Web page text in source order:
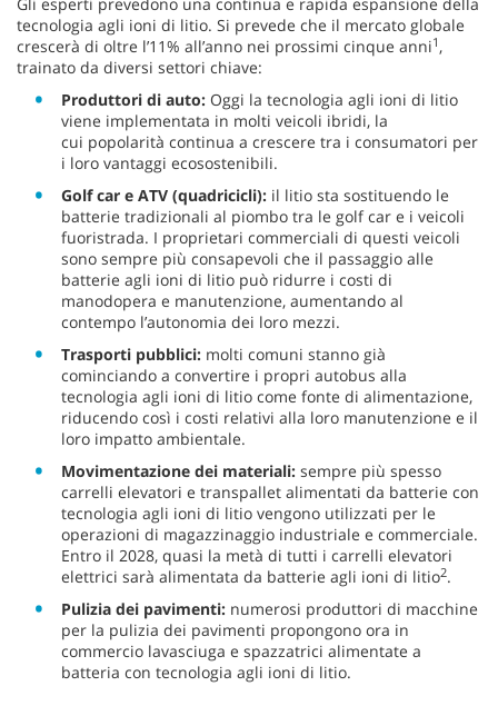
tecnologia agli ioni di litio. Si prevede che il mercato globale
crescerà di oltre l’11% all’anno nei prossimi cinque anni1 ,
trainato da diversi settori chiave:
Produttori di auto: Oggi la tecnologia agli ioni di litio
viene implementata in molti veicoli ibridi, la
cui popolarità continua a crescere tra i consumatori per
i loro vantaggi ecosostenibili.
Golf car e ATV (quadricicli): il litio sta sostituendo le
batterie tradizionali al piombo tra le golf car e i veicoli
fuoristrada. I proprietari commerciali di questi veicoli
sono sempre più consapevoli che il passaggio alle
batterie agli ioni di litio può ridurre i costi di
manodopera e manutenzione, aumentando al
contempo l’autonomia dei loro mezzi.
Trasporti pubblici: molti comuni stanno già
cominciando a convertire i propri autobus alla
tecnologia agli ioni di litio come fonte di alimentazione,
riducendo così i costi relativi alla loro manutenzione e il
loro impatto ambientale.
Movimentazione dei materiali: sempre più spesso
carrelli elevatori e transpallet alimentati da batterie con
tecnologia agli ioni di litio vengono utilizzati per le
operazioni di magazzinaggio industriale e commerciale.
Entro il 2028, quasi la metà di tutti i carrelli elevatori
elettrici sarà alimentata da batterie agli ioni di litio2.
Pulizia dei pavimenti: numerosi produttori di macchine
per la pulizia dei pavimenti propongono ora in
commercio lavasciuga e spazzatrici alimentate a
batteria con tecnologia agli ioni di litio.